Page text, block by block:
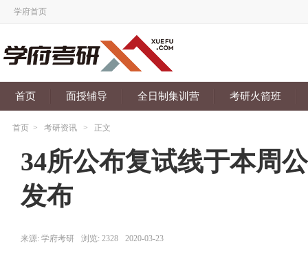
学府首页
首页 面授辅导 全日制集训营 考研火箭班
首页 > 考研资讯 > 正文
34所公布复试线于本周
发布
来源: 学府考研 浏览: 2328 2020-03-23